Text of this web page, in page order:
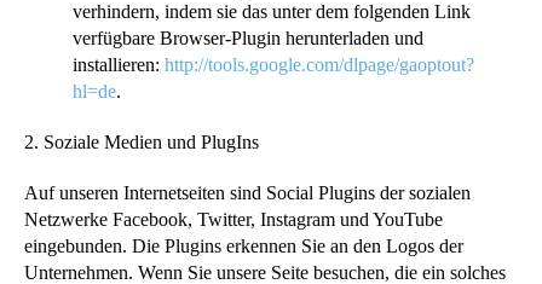
verhindern, indem sie das unter dem folgenden Link
verfügbare Browser-Plugin herunterladen und
installieren: http://tools.google.com/dlpage/gaoptout?
hl=de.
2. Soziale Medien und PlugIns
Auf unseren Internetseiten sind Social Plugins der sozialen
Netzwerke Facebook, Twitter, Instagram und YouTube
eingebunden. Die Plugins erkennen Sie an den Logos der
Unternehmen. Wenn Sie unsere Seite besuchen, die ein solches